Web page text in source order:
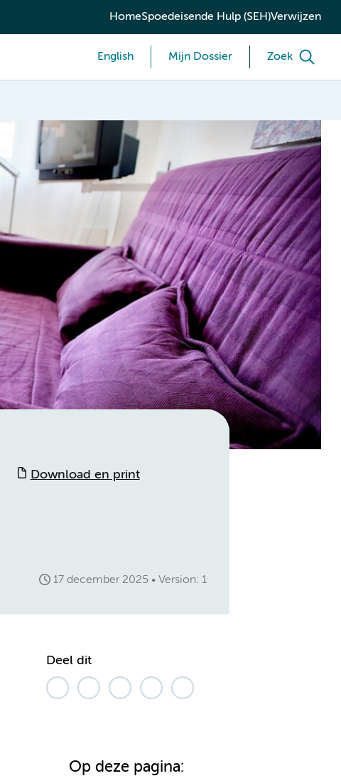
HomeSpoedeisende Hulp (SEH)Verwijzen
English Mijn Dossier Zoek
Download en print
17 december 2025 Version: 1
Deel dit
Op deze pagina: